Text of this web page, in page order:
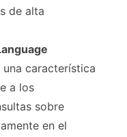
de alta
una característica
a los
sobre
en el